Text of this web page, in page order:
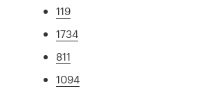
119
1734
811
1094